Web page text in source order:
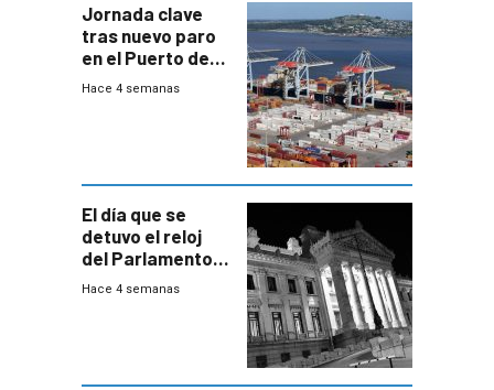
Jornada clave
tras nuevo paro
en el Puerto de
Montevideo
Hace 4 semanas
El día que se
detuvo el reloj
del Parlamento
para negociar
Hace 4 semanas